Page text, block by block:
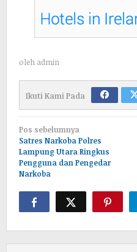
oleh admin
Ikuti Kami Pada
Navigasi
pos
Pos sebelumnya
Satres Narkoba Polres
Lampung Utara Ringkus
Pengguna dan Pengedar
Narkoba